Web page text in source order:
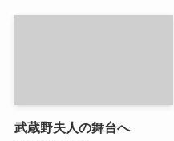
武蔵野夫人の舞台へ